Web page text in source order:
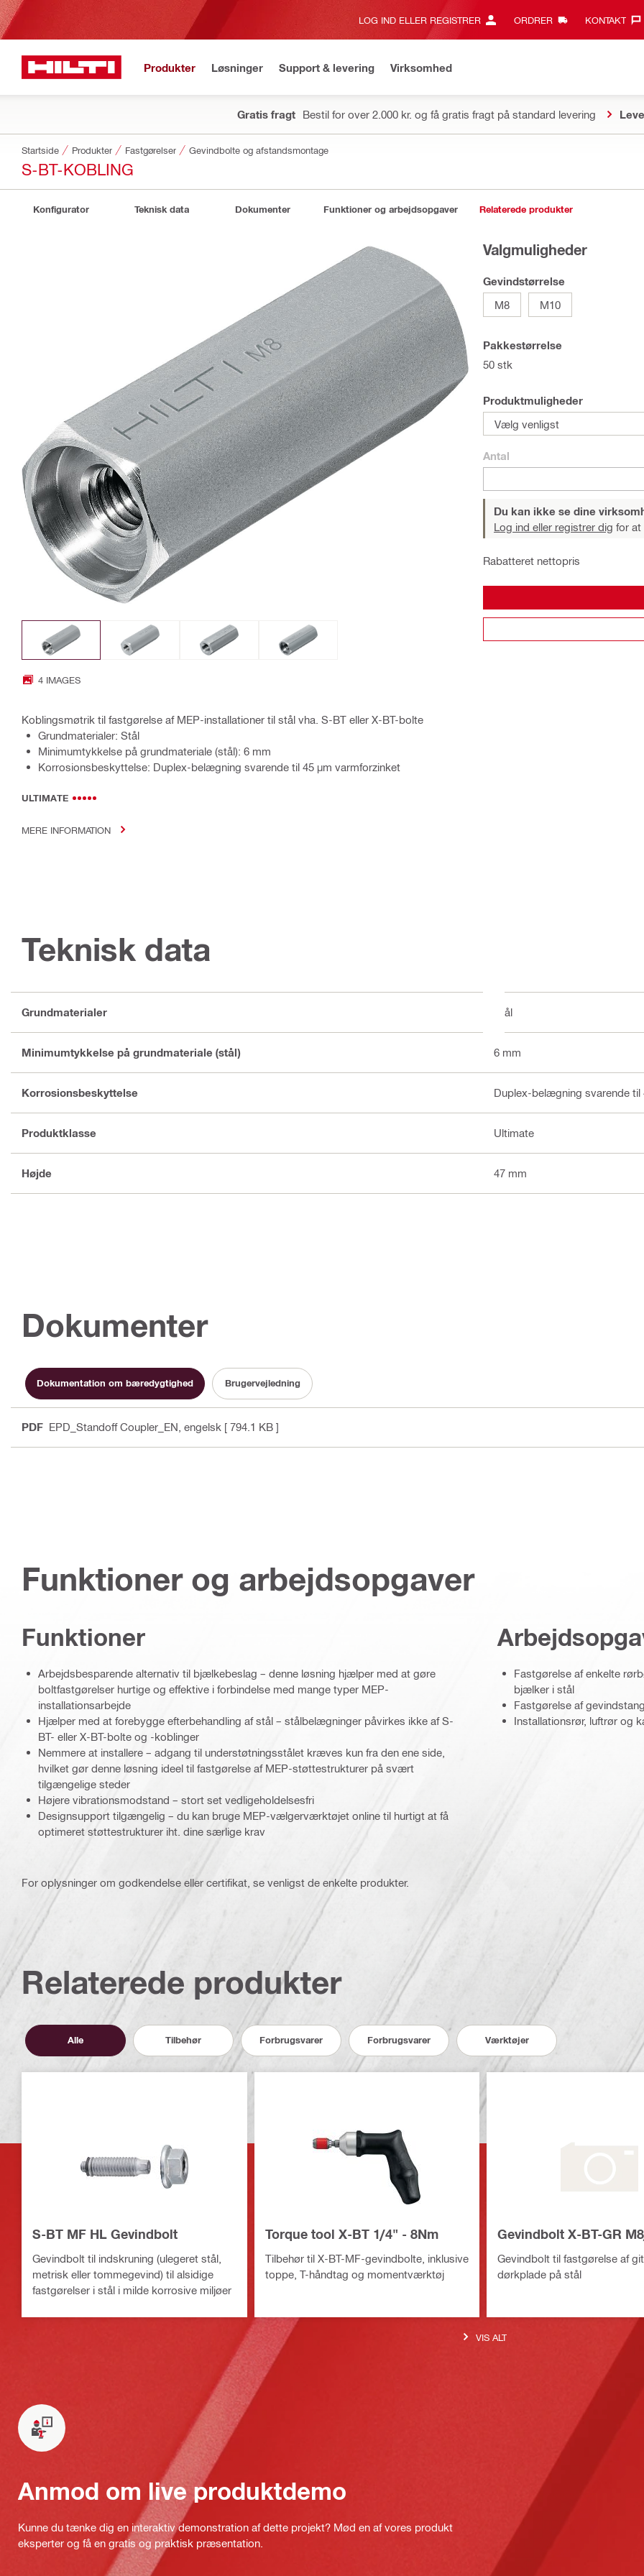
LOG IND ELLER REGISTRER ORDRER KONTAKT‎
Produkter Løsninger Support & levering Virksomhed
Gratis fragt Bestil for over 2.000 kr. og få gratis fragt på standard levering
Startside Produkter Fastgørelser Gevindbolte og afstandsmontage
S-BT-KOBLING
Konfigurator Teknisk data Dokumenter Funktioner og arbejdsopgaver Relaterede produkter
4 IMAGES
Koblingsmøtrik til fastgørelse af MEP-installationer til stål vha. S-BT eller X-BT-bolte
Grundmaterialer: Stål
Minimumtykkelse på grundmateriale (stål): 6 mm
Korrosionsbeskyttelse: Duplex-belægning svarende til 45 µm varmforzinket
ULTIMATE
MERE INFORMATION
Valgmuligheder
Gevindstørrelse
M8
M10
Pakkestørrelse
50 stk
Produktmuligheder
Vælg venligst
Antal
Du kan ikke se dine
Log ind eller registrer dig for at
Rabatteret nettopris
Teknisk data
Grundmaterialer Stål
Minimumtykkelse på grundmateriale (stål) 6 mm
Korrosionsbeskyttelse Duplex-belægning svarende til
Produktklasse Ultimate
Højde 47 mm
Dokumenter
Dokumentation om bæredygtighed Brugervejledning
PDF EPD_Standoff Coupler_EN , engelsk [ 794.1 KB ]
Funktioner og arbejdsopgaver
Funktioner
Arbejdsbesparende alternativ til bjælkebeslag – denne løsning hjælper med at gøre
boltfastgørelser hurtige og effektive i forbindelse med mange typer MEP-
installationsarbejde
Hjælper med at forebygge efterbehandling af stål – stålbelægninger påvirkes ikke af S-
BT- eller X-BT-bolte og -koblinger
Nemmere at installere – adgang til understøtningsstålet kræves kun fra den ene side,
hvilket gør denne løsning ideel til fastgørelse af MEP-støttestrukturer på svært
tilgængelige steder
Højere vibrationsmodstand – stort set vedligeholdelsesfri
Designsupport tilgængelig – du kan bruge MEP-vælgerværktøjet online til hurtigt at få
optimeret støttestrukturer iht. dine særlige krav
Fastgørelse af enkelte
bjælker i stål
Fastgørelse af
Installationsrør, luftrør og
For oplysninger om godkendelse eller certifikat, se venligst de enkelte produkter.
Relaterede produkter
Alle Tilbehør Forbrugsvarer Forbrugsvarer Værktøjer
S-BT MF HL Gevindbolt
Gevindbolt til indskruning (ulegeret stål,
metrisk eller tommegevind) til alsidige
fastgørelser i stål i milde korrosive miljøer
Torque tool X-BT 1/4" - 8Nm
Tilbehør til X-BT-MF-gevindbolte, inklusive
toppe, T-håndtag og momentværktøj
Gevindbolt X-BT-GR
Gevindbolt til fastgørelse af
dørkplade på stål
VIS ALT
Anmod om live produktdemo
Kunne du tænke dig en interaktiv demonstration af dette projekt? Mød en af vores produkt
eksperter og få en gratis og praktisk præsentation.